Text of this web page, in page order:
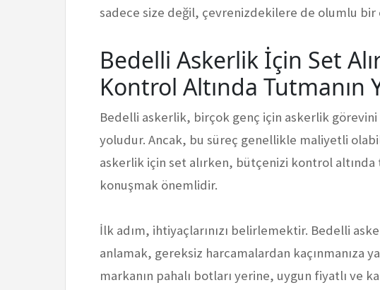
sadece size değil, çevrenizdekilere de olumlu bir
Bedelli Askerlik İçin Set
Kontrol Altında Tutmanın
Bedelli askerlik, birçok genç için askerlik
yoludur. Ancak, bu süreç genellikle maliyetli
askerlik için set alırken, bütçenizi kontrol altında
konuşmak önemlidir.
İlk adım, ihtiyaçlarınızı belirlemektir. Bedelli
anlamak, gereksiz harcamalardan kaçınmanıza
markanın pahalı botları yerine, uygun fiyatlı ve